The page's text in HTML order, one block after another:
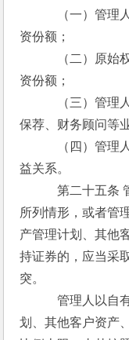
（一）管理人持
资份额；
（二）原始权益
资份额；
（三）管理人与
保荐、财务顾问等
（四）管理人与
益关系。
第二十五条 管
所列情形，或者管
产管理计划、其他
持证券的，应当采
突。
管理人以自有
划、其他客户资产